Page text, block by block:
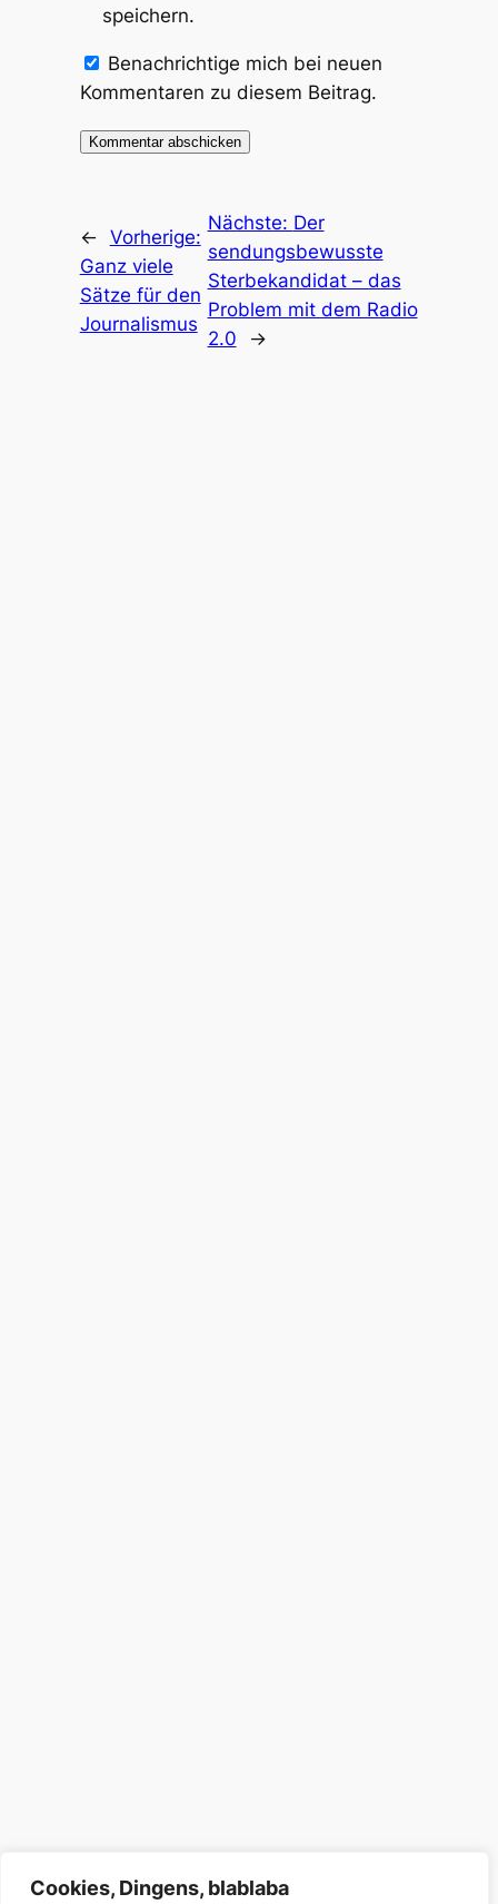
Cookies, Dingens, blablaba
speichern.
Benachrichtige mich bei neuen
Kommentaren zu diesem Beitrag.
← Vorherige:
Ganz viele
Sätze für den
Journalismus
Nächste: Der
sendungsbewusste
Sterbekandidat – das
Problem mit dem Radio
2.0
→